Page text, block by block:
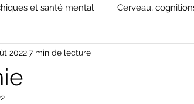
et santé mental Cerveau,
20227 min de lecture